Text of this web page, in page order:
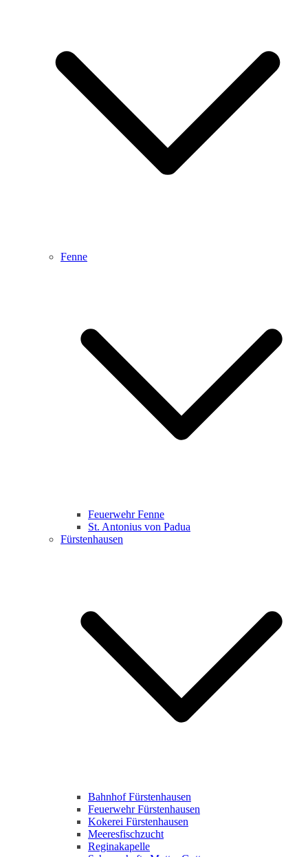
Fenne
Feuerwehr Fenne
St. Antonius von Padua
Fürstenhausen
Bahnhof Fürstenhausen
Feuerwehr Fürstenhausen
Kokerei Fürstenhausen
Meeresfischzucht
Reginakapelle